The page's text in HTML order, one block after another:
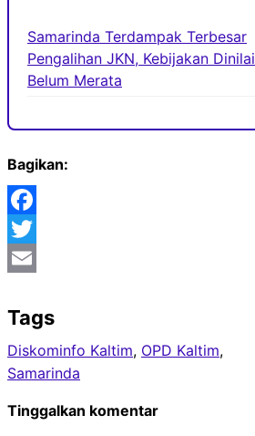
Samarinda Terdampak Terbesar
Pengalihan JKN, Kebijakan Dinilai
Belum Merata
Bagikan:
Facebook
Twitter
Tags
Diskominfo Kaltim, OPD Kaltim
Samarinda
Tinggalkan komentar